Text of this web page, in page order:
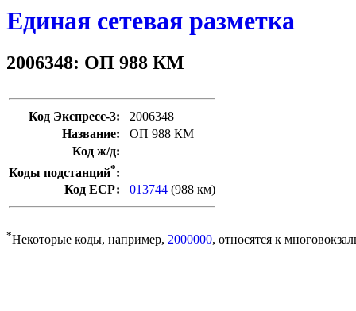
Единая сетевая разметка
2006348: ОП 988 КМ
Код Экспресс-3:
2006348
Название:
ОП 988 КМ
Код ж/д:
Коды подстанций*:
Код ЕСР:
013744 (988 км)
*Некоторые коды, например, 2000000, относятся к